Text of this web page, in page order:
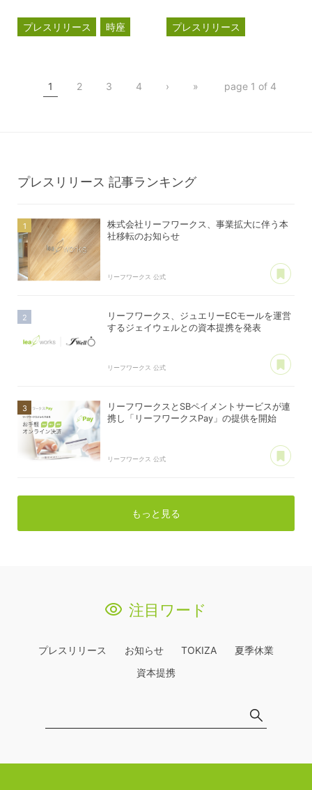
プレスリリース
時座
クラウドファンディング
プレスリリース
1
2 3 4 › » page 1 of 4
プレスリリース 記事ランキング
株式会社リーフワークス、事業拡大に伴う本
社移転のお知らせ
リーフワークス 公式
リーフワークス、ジュエリーECモールを運営
するジェイウェルとの資本提携を発表
リーフワークス 公式
リーフワークスとSBペイメントサービスが連
携し「リーフワークスPay」の提供を開始
リーフワークス 公式
もっと見る
注目ワード
プレスリリース お知らせ TOKIZA
夏季休業
資本提携